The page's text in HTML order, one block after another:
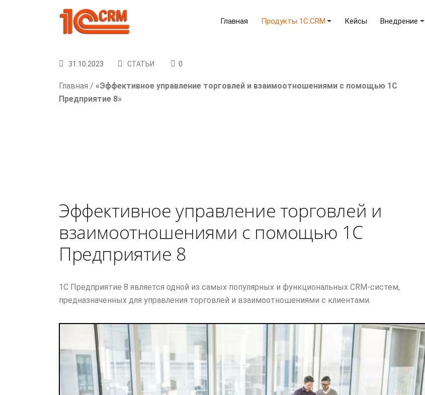
Главная Продукты 1C:CRM Кейсы Внедрение
31.10.2023 СТАТЬИ 0
Главная / «Эффективное управление торговлей и взаимоотношениями с помощью 1С
Предприятие 8»
Эффективное управление торговлей и
взаимоотношениями с помощью 1С
Предприятие 8
1С Предприятие 8 является одной из самых популярных и функциональных CRM-систем,
предназначенных для управления торговлей и взаимоотношениями с клиентами.